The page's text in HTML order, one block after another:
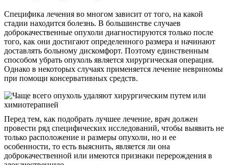
Специфика лечения во многом зависит от того, на какой
стадии находится болезнь. В большинстве случаев
доброкачественные опухоли диагностируются только после
того, как они достигают определенного размера и начинают
доставлять больному дискомфорт. Поэтому единственным
способом убрать опухоль является хирургическая операция.
Однако в некоторых случаях применяется лечение невриномы
при помощи консервативных средств.
Перед тем, как подобрать лучшее лечение, врач должен
провести ряд специфических исследований, чтобы выявить не
только расположение и размеры опухоли, но и ее
особенности, то есть выяснить, является ли она
доброкачественной или имеются признаки перерождения в